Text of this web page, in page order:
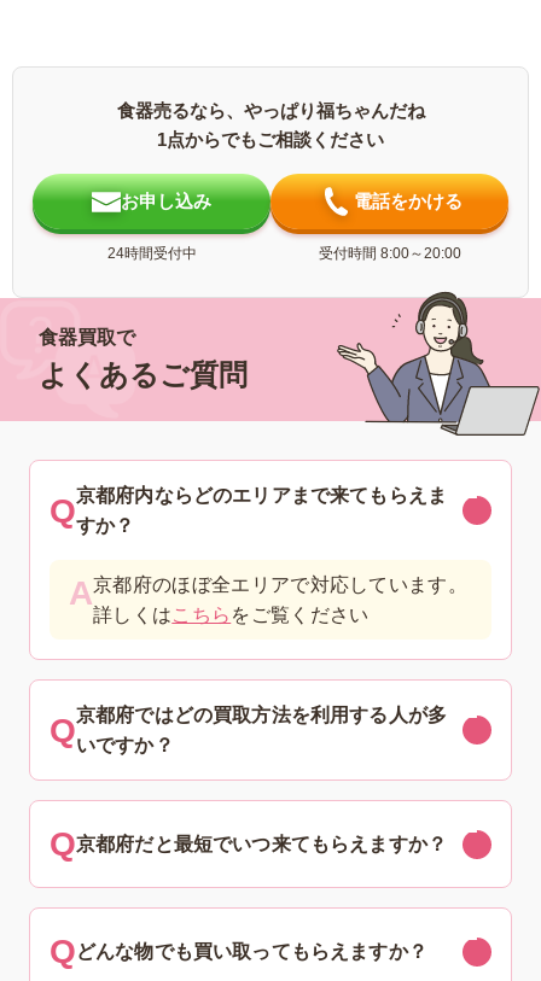
食器売るなら、やっぱり福ちゃんだね
1点からでもご相談ください
お申し込み
24時間受付中
電話をかける
受付時間 8:00～20:00
食器買取で
よくあるご質問
京都府内ならどのエリアまで来てもらえま
すか？
京都府のほぼ全エリアで対応しています。
詳しくはこちら をご覧ください
京都府ではどの買取方法を利用する人が多
いですか？
京都府だと最短でいつ来てもらえますか？
どんな物でも買い取ってもらえますか？